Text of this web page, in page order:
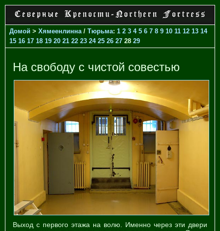
Домой > Хямеенлинна / Тюрьма: 1 2 3 4 5 6 7 8 9 10 11 12 13 14
15 16 17 18 19 20 21 22 23 24 25 26 27 28 29
На свободу с чистой совестью
Выход с первого этажа на волю. Именно через эти двери